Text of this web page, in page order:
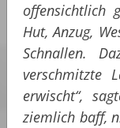
offensichtlich
Hut, Anzug,
Schnallen.
verschmitzte
erwischt“,
ziemlich baff,